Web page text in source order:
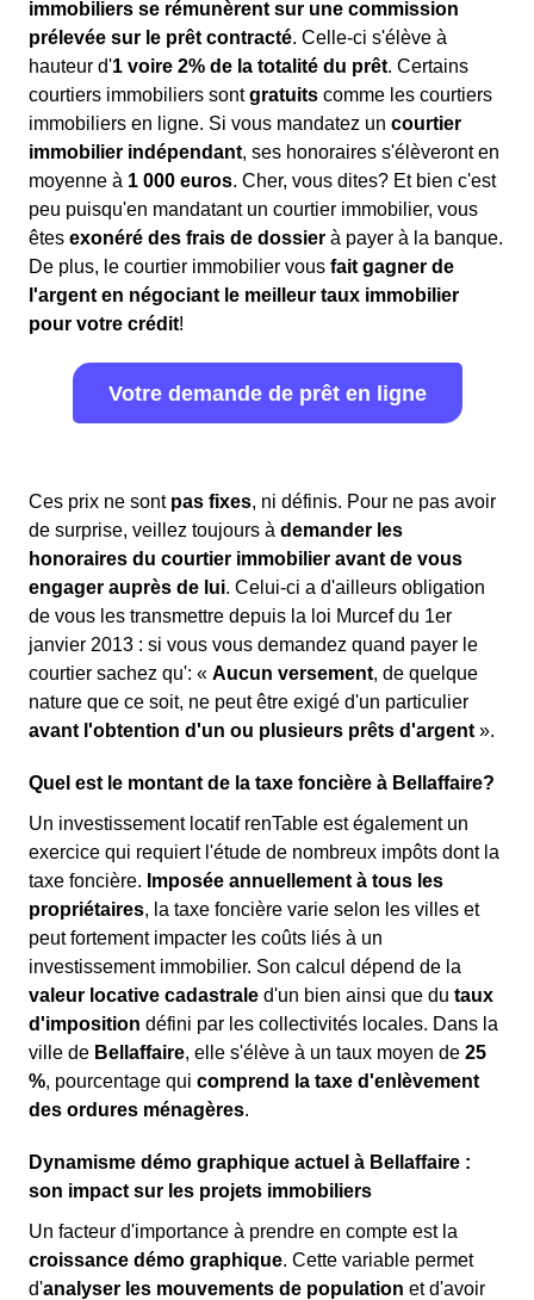
immobiliers se rémunèrent sur une commission
prélevée sur le prêt contracté. Celle-ci s'élève à
hauteur d'1 voire 2% de la totalité du prêt. Certains
courtiers immobiliers sontgratuits comme les courtiers
immobiliers en ligne. Si vous mandatez un courtier
immobilier indépendant, ses honoraires s'élèveront en
moyenne à 1 000 euros. Cher, vous dites? Et bien c'est
peu puisqu'en mandatant un courtier immobilier, vous
êtes exonéré des frais de dossier à payer à la banque.
De plus, le courtier immobilier vous fait gagner de
l'argent en négociant le meilleur taux immobilier
pour votre crédit!
Votre demande de prêt en ligne
Ces prix ne sont pas fixes, ni définis. Pour ne pas avoir
de surprise, veillez toujours à demander les
honoraires du courtier immobilier avant de vous
engager auprès de lui. Celui-ci a d'ailleurs obligation
de vous les transmettre depuis la loi Murcef du 1er
janvier 2013 : si vous vous demandez quand payer le
courtier sachez qu': « Aucun versement, de quelque
nature que ce soit, ne peut être exigé d'un particulier
avant l'obtention d'un ou plusieurs prêts d'argent ».
Quel est le montant de la taxe foncière à Bellaffaire?
Un investissement locatif renTable est également un
exercice qui requiert l'étude de nombreux impôts dont la
taxe foncière. Imposée annuellement à tous les
propriétaires, la taxe foncière varie selon les villes et
peut fortement impacter les coûts liés à un
investissement immobilier. Son calcul dépend de la
valeur locative cadastrale d'un bien ainsi que du taux
d'imposition défini par les collectivités locales. Dans la
ville de Bellaffaire, elle s'élève à un taux moyen de 25
%, pourcentage qui comprend la taxe d'enlèvement
des ordures ménagères.
Dynamisme démo graphique actuel à Bellaffaire :
son impact sur les projets immobiliers
Un facteur d'importance à prendre en compte est la
croissance démo graphique. Cette variable permet
d'analyser les mouvements de population et d'avoir